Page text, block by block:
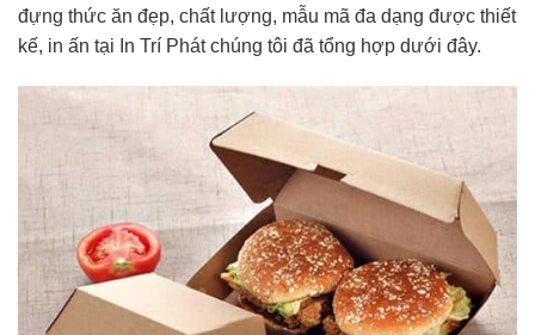
đựng thức ăn đẹp, chất lượng, mẫu mã đa dạng được thiết
kế, in ấn tại In Trí Phát chúng tôi đã tổng hợp dưới đây.